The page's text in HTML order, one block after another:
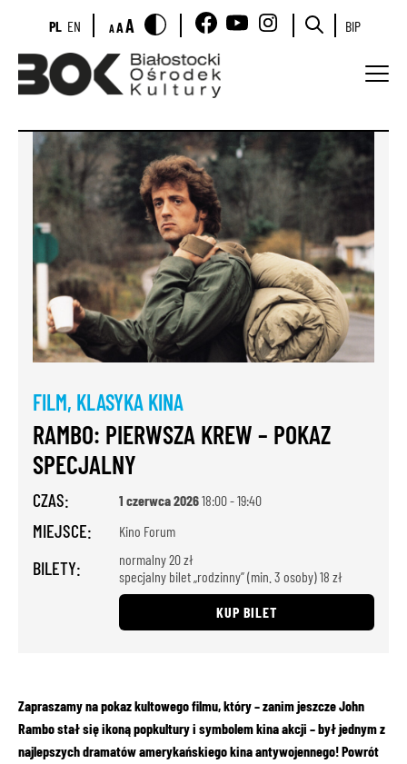
PL EN AAA BIP
FILM, KLASYKA KINA
RAMBO: PIERWSZA KREW – POKAZ
SPECJALNY
CZAS: 1 czerwca 202618:00 - 19:40
MIEJSCE: Kino Forum
BILETY:
normalny 20 zł
specjalny bilet „rodzinny” (min. 3 osoby) 18 zł
KUP BILET
Zapraszamy na pokaz kultowego filmu, który – zanim jeszcze John
Rambo stał się ikoną popkultury i symbolem kina akcji – był jednym z
najlepszych dramatów amerykańskiego kina antywojennego! Powrót